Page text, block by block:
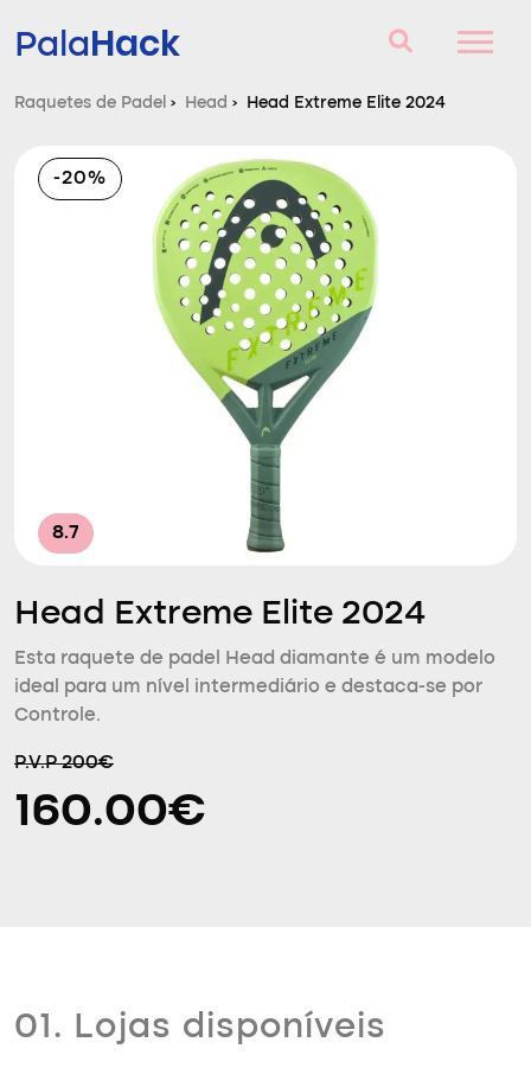
PalaHack
Perguntas e respostas
Comparador
Raquetes de Padel › Head › Head Extreme Elite 2024
-20%
8.7
Head Extreme Elite 2024
Esta raquete de padel Head diamante é um modelo
ideal para um nível intermediário e destaca-se por
Controle.
P.V.P 200€
160.00€
01. Lojas disponíveis